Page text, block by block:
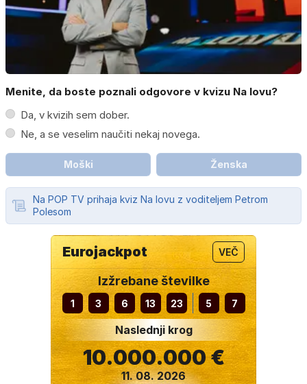
Menite, da boste poznali odgovore v kvizu Na lovu?
Da, v kvizih sem dober.
Ne, a se veselim naučiti nekaj novega.
Moški Ženska
Na POP TV prihaja kviz Na lovu z voditeljem Petrom
Polesom
Eurojackpot VEČ
Izžrebane številke
1 3 6 13 23 5 7
Naslednji krog
10.000.000 €
11. 08. 2026